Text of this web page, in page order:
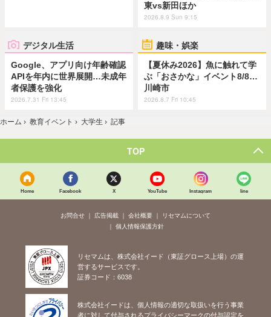
東vs新田ほか
2026.8.9 Sun 9:15
デジタル生活
Google、アプリ向け年齢確認
APIを年内に世界展開…未成年
者保護を強化
2026.7.31 Fri 13:45
趣味・娯楽
【夏休み2026】魚に触れて学
ぶ「おさかな」イベント8/8…
川崎市
2026.8.7 Fri 10:45
ホーム › 教育イベント › 大学生 › 記事
TOP
Home Facebook X YouTube Instagram line
お問合せ 広告掲載 会社概要
リセマムについて
個人情報保護方針
リセマムは、株式会社イード（東証グロース上場）の運
営するサービスです。
証券コード：6038
株式会社イードは、個人情報の適切な取扱いを行う事業
者に対して付与されるプライバシーマークの付与認定を